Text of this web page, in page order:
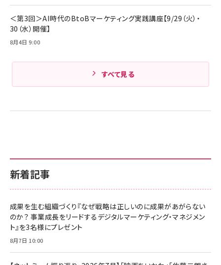
新着記事
成果を生む組織づくり『なぜ戦略は正しいのに成果があがらない
のか？ 事業成長をリードするデジタルマーケティング・マネジメン
ト』を3名様にプレゼント
8月7日 10:00
＜第3回＞AI時代のBtoBマーケティング実践講座【9/29（火）・
30（水）開催】
8月4日 9:00
すべて見る